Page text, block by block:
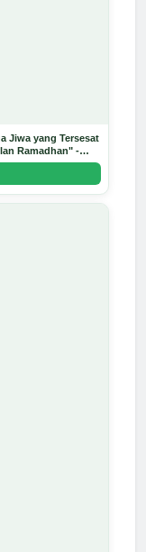
Jiwa yang Tersesat
Ramadhan" -